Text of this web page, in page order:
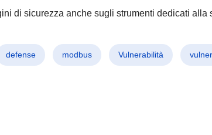
di sicurezza anche sugli strumenti dedicati alla
defense modbus Vulnerabilità
che fai, errore che crei